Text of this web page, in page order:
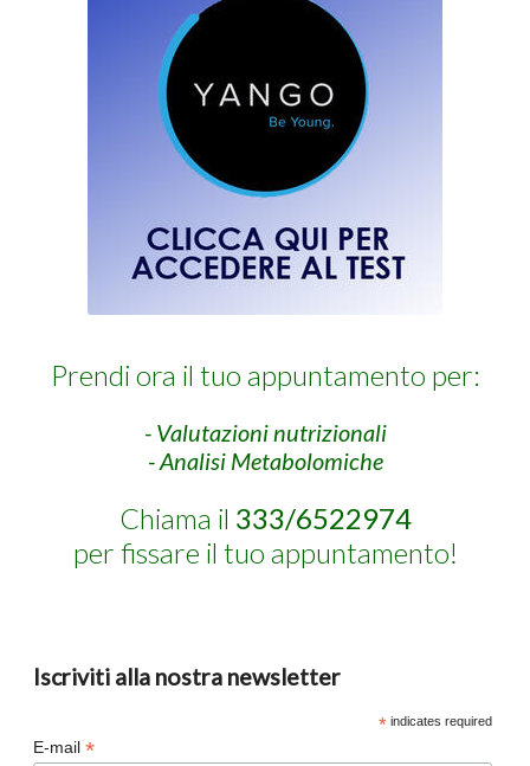
Prendi ora il tuo appuntamento per:
- Valutazioni nutrizionali
- Analisi Metabolomiche
Chiama il 333/6522974
per fissare il tuo appuntamento!
Iscriviti alla nostra newsletter
* indicates required
E-mail *